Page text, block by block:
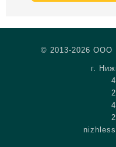
© 2013-2026 ООО
г.